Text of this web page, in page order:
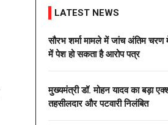
LATEST NEWS
सौरभ शर्मा मामले में जांच अंतिम चरण
में पेश हो सकता है आरोप पत्र
मुख्यमंत्री डॉ. मोहन यादव का बड़ा
तहसीलदार और पटवारी निलंबित